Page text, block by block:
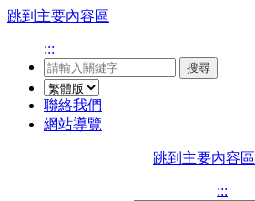
跳到主要內容區
:::
搜尋
聯絡我們
網站導覽
跳到主要內容區
:::